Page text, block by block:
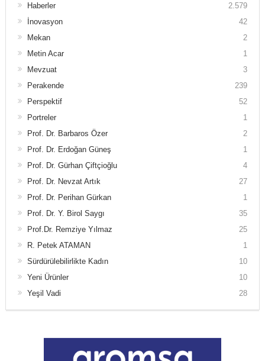
Haberler
2.579
İnovasyon
42
Mekan
2
Metin Acar
1
Mevzuat
3
Perakende
239
Perspektif
52
Portreler
1
Prof. Dr. Barbaros Özer
2
Prof. Dr. Erdoğan Güneş
1
Prof. Dr. Gürhan Çiftçioğlu
4
Prof. Dr. Nevzat Artık
27
Prof. Dr. Perihan Gürkan
1
Prof. Dr. Y. Birol Saygı
35
Prof.Dr. Remziye Yılmaz
25
R. Petek ATAMAN
1
Sürdürülebilirlikte Kadın
10
Yeni Ürünler
10
Yeşil Vadi
28